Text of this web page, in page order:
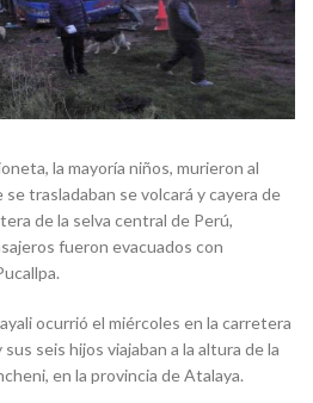
la mayoría niños, murieron al
trasladaban se volcará y cayera de
de la selva central de Perú,
fueron evacuados con
ocurrió el miércoles en la carretera
seis hijos viajaban a la altura de la
en la provincia de Atalaya.